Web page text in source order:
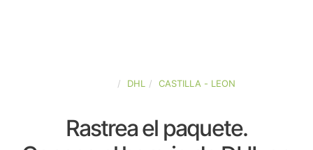
DHL CASTILLA - LEON
Rastrea el paquete.